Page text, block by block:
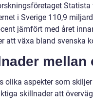
i Sverige 110,9
jämfört med året
att växa bland svenska
mellan
olika aspekter som
skillnader att